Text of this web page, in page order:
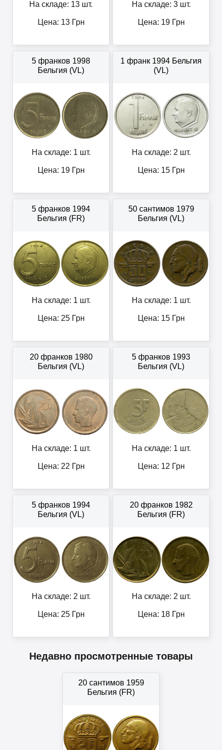
На складе: 13 шт.
Цена: 13Грн
На складе: 3 шт.
Цена: 19Грн
5 франков 1998
Бельгия (VL)
На складе: 1 шт.
Цена: 19Грн
1 франк 1994 Бельгия
(VL)
На складе: 2 шт.
Цена: 15Грн
5 франков 1994
Бельгия (FR)
На складе: 1 шт.
Цена: 25Грн
50 сантимов 1979
Бельгия (VL)
На складе: 1 шт.
Цена: 15Грн
20 франков 1980
Бельгия (VL)
На складе: 1 шт.
Цена: 22 Грн
5 франков 1993
Бельгия (VL)
На складе: 1 шт.
Цена: 12 Грн
5 франков 1994
Бельгия (VL)
На складе: 2 шт.
Цена: 25Грн
20 франков 1982
Бельгия (FR)
На складе: 2 шт.
Цена: 18Грн
Недавно просмотренные товары
20 сантимов 1959
Бельгия (FR)